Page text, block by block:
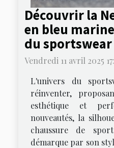
Découvrir la
en bleu
du sportswear
Vendredi 11 avril 2025
L'univers du
réinventer,
esthétique et
nouveautés, la
chaussure de
démarque par son